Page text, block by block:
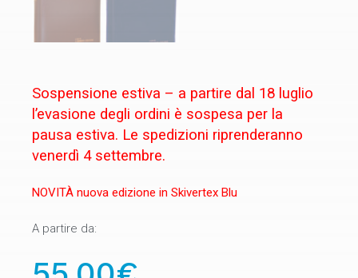
Sospensione estiva – a partire dal 18 luglio
l’evasione degli ordini è sospesa per la
pausa estiva. Le spedizioni riprenderanno
venerdì 4 settembre.
NOVITÀ nuova edizione in Skivertex Blu
A partire da: